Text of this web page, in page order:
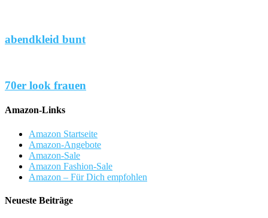
abendkleid bunt
70er look frauen
Amazon-Links
Amazon Startseite
Amazon-Angebote
Amazon-Sale
Amazon Fashion-Sale
Amazon – Für Dich empfohlen
Neueste Beiträge